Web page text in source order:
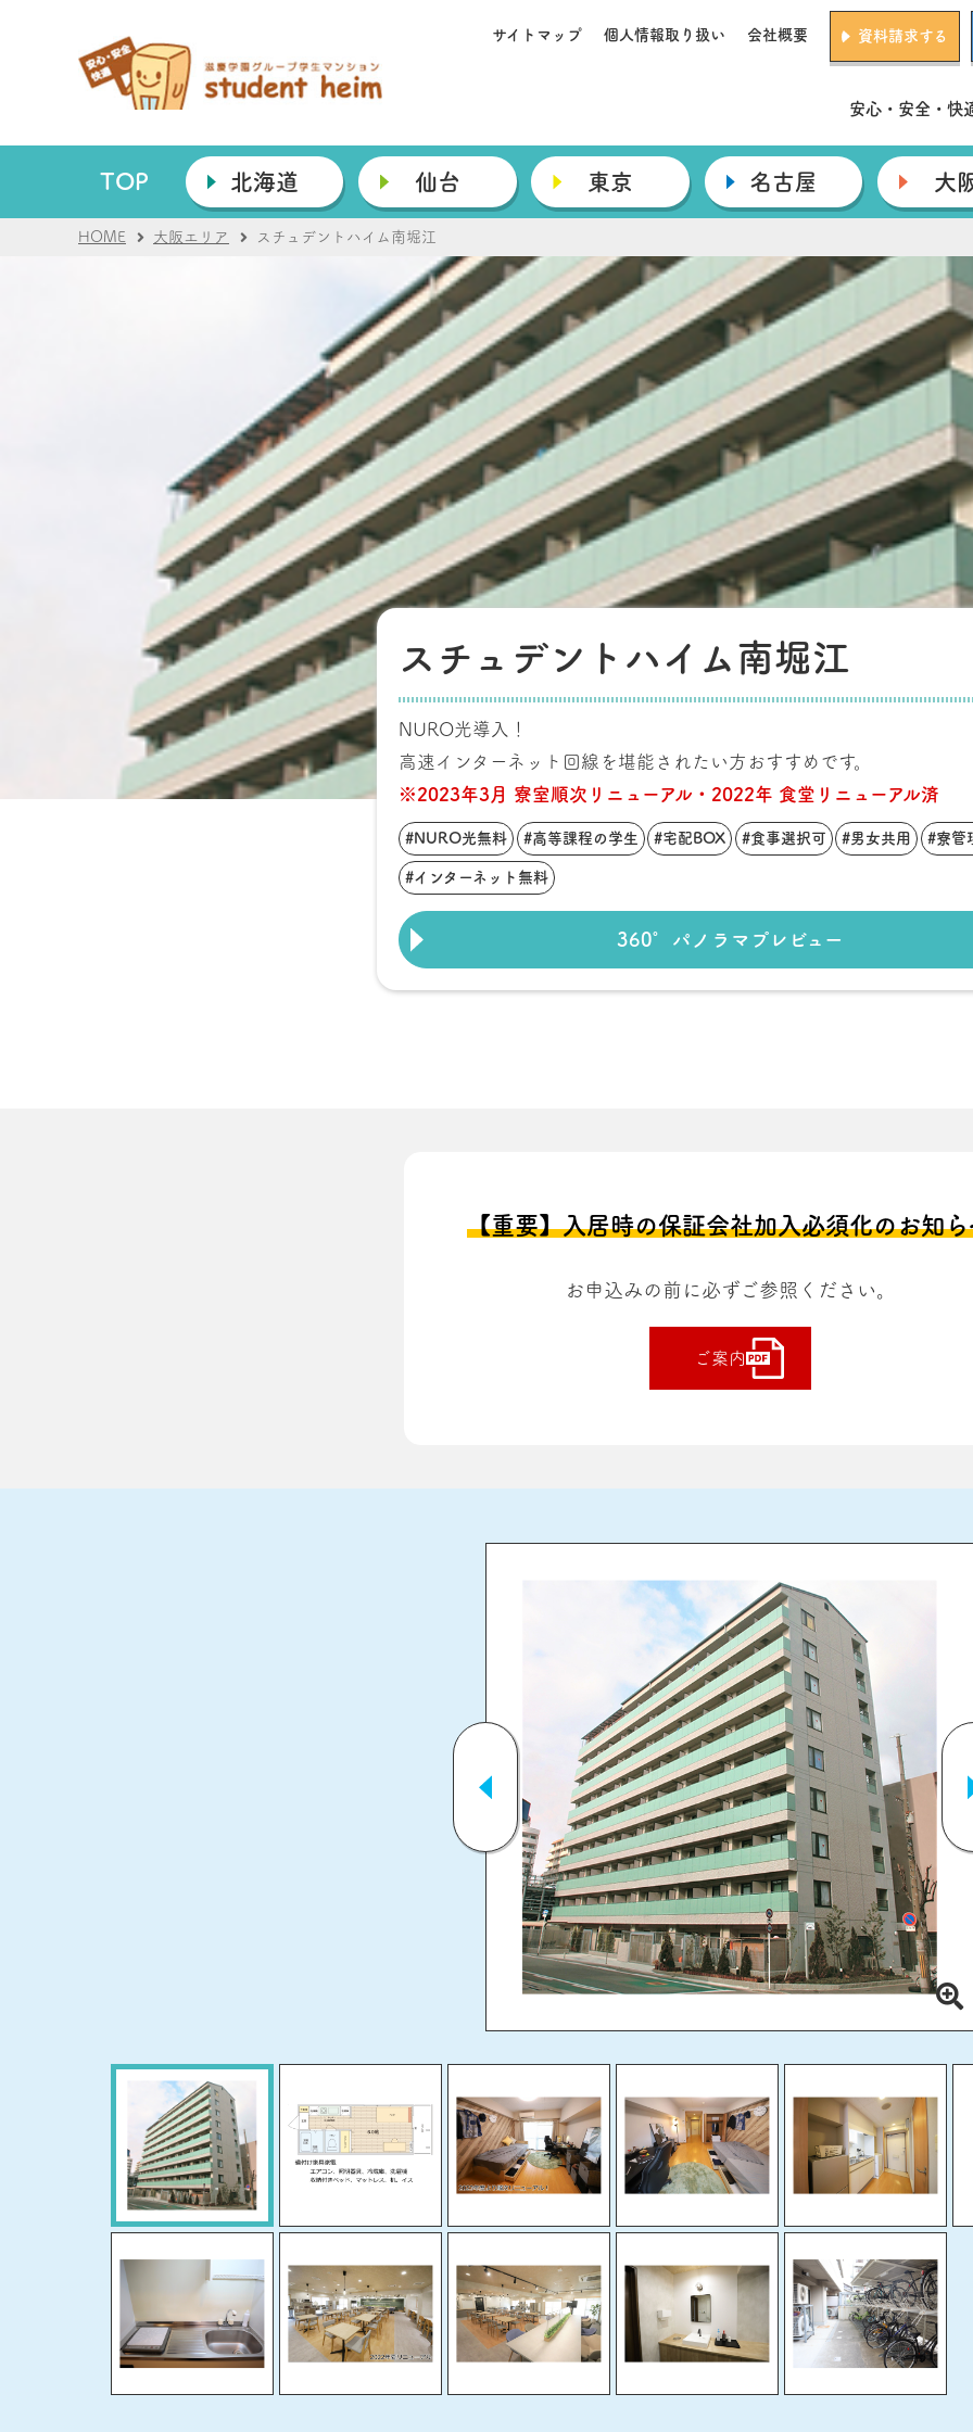
サイトマップ 個人情報取り扱い 会社概要 資料請求する
安心・安全・快
TOP 北海道 仙台 東京 名古屋 大
HOME 大阪エリア スチュデントハイム南堀江
スチュデントハイム南堀江
NURO光導入！
高速インターネット回線を堪能されたい方おすすめです。
※2023年3月 寮室順次リニューアル・2022年 食堂リニューアル済
#NURO光無料 #高等課程の学生 #宅配BOX #食事選択可 #男女共用 #寮管
#インターネット無料
360°パノラマプレビュー
【重要】入居時の保証会社加入必須化のお知
お申込みの前に 必ずご参照ください。
ご案内